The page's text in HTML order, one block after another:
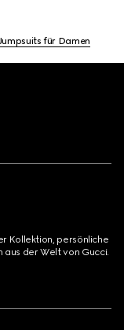
für Damen
Kollektion, persönliche
der Welt von Gucci.